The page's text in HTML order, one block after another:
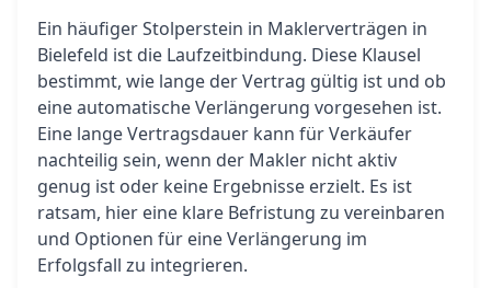
Ein häufiger Stolperstein in Maklerverträgen in
Bielefeld ist die Laufzeitbindung. Diese Klausel
bestimmt, wie lange der Vertrag gültig ist und ob
eine automatische Verlängerung vorgesehen ist.
Eine lange Vertragsdauer kann für Verkäufer
nachteilig sein, wenn der Makler nicht aktiv
genug ist oder keine Ergebnisse erzielt. Es ist
ratsam, hier eine klare Befristung zu vereinbaren
und Optionen für eine Verlängerung im
Erfolgsfall zu integrieren.